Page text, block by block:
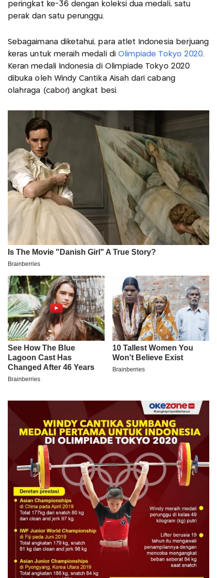
peringkat ke-36 dengan koleksi dua medali, satu
perak dan satu perunggu.
Sebagaimana diketahui, para atlet Indonesia berjuang
keras untuk meraih medali di Olimpiade Tokyo 2020.
Keran medali Indonesia di Olimpiade Tokyo 2020
dibuka oleh Windy Cantika Aisah dari cabang
olahraga (cabor) angkat besi.